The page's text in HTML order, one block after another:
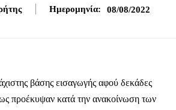
Ημερομηνία: 08/08/2022
βάσης εισαγωγής αφού δεκάδες
προέκυψαν κατά την ανακοίνωση των